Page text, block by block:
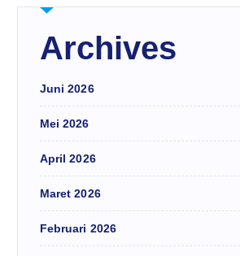
Archives
Juni 2026
Mei 2026
April 2026
Maret 2026
Februari 2026